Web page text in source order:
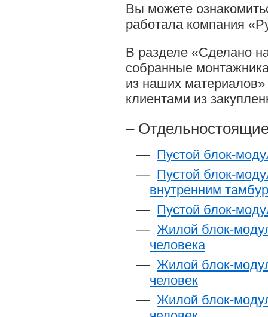
Вы можете
работала компания
В разделе «Сделано
собранные
из наших
клиентами из
Пустой блок-
Пустой блок-
внутренним
Пустой блок-
Жилой блок-
человека
Жилой блок-
человек
Жилой блок-